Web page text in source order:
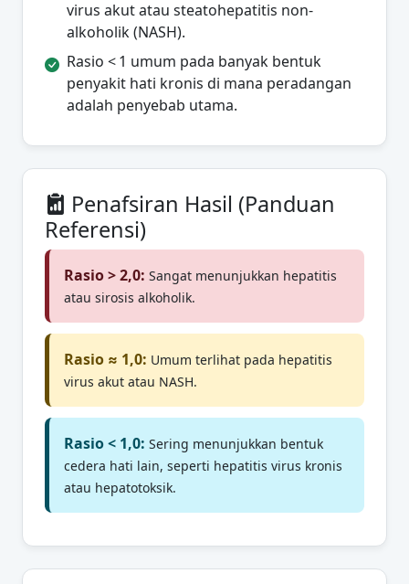
virus akut atau steatohepatitis non-
alkoholik (NASH).
Rasio < 1 umum pada banyak bentuk
penyakit hati kronis di mana peradangan
adalah penyebab utama.
Penafsiran Hasil (Panduan
Referensi)
Rasio > 2,0: Sangat menunjukkan hepatitis
atau sirosis alkoholik.
Rasio ≈ 1,0: Umum terlihat pada hepatitis
virus akut atau NASH.
Rasio < 1,0: Sering menunjukkan bentuk
cedera hati lain, seperti hepatitis virus kronis
atau hepatotoksik.